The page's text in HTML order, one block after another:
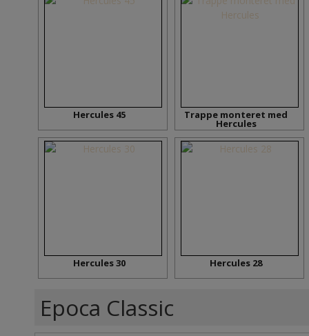
Hercules 45 Trappe monteret med
Hercules
Hercules 30 Hercules 28
Epoca Classic